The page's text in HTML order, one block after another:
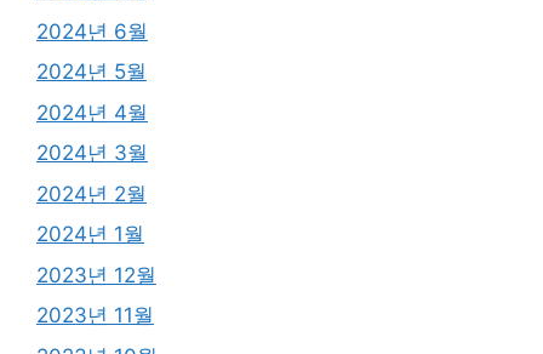
2024년 6월
2024년 5월
2024년 4월
2024년 3월
2024년 2월
2024년 1월
2023년 12월
2023년 11월